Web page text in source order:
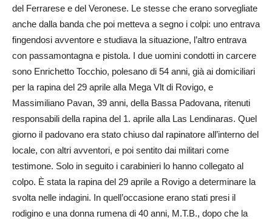
del Ferrarese e del Veronese. Le stesse che erano sorvegliate
anche dalla banda che poi metteva a segno i colpi: uno entrava
fingendosi avventore e studiava la situazione, l’altro entrava
con passamontagna e pistola. I due uomini condotti in carcere
sono Enrichetto Tocchio, polesano di 54 anni, già ai domiciliari
per la rapina del 29 aprile alla Mega Vlt di Rovigo, e
Massimiliano Pavan, 39 anni, della Bassa Padovana, ritenuti
responsabili della rapina del 1. aprile alla Las Lendinaras. Quel
giorno il padovano era stato chiuso dal rapinatore all’interno del
locale, con altri avventori, e poi sentito dai militari come
testimone. Solo in seguito i carabinieri lo hanno collegato al
colpo. È stata la rapina del 29 aprile a Rovigo a determinare la
svolta nelle indagini. In quell’occasione erano stati presi il
rodigino e una donna rumena di 40 anni, M.T.B., dopo che la